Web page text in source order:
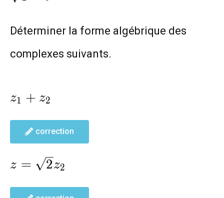
Déterminer la forme algébrique des
complexes suivants.
z_1+z_2
z1 + z2
correction
z=\sqrt{2}z_2
z = 2z2